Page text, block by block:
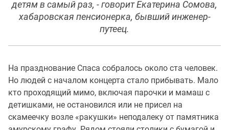
детям в самый раз, - говорит Екатерина Сомова,
хабаровская пенсионерка, бывший инженер-
путеец.
На празднование Спаса собралось около ста человек.
Но людей с началом концерта стало прибывать. Мало
кто проходящий мимо, включая парочки и мамаш с
детишками, не остановился или не присел на
скамеечку возле «ракушки» неподалеку от памятника